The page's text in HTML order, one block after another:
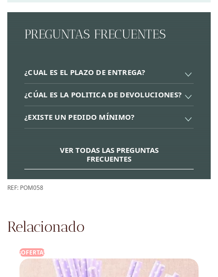
PREGUNTAS FRECUENTES
¿CUAL ES EL PLAZO DE ENTREGA?
¿CÚAL ES LA POLITICA DE DEVOLUCIONES?
¿EXISTE UN PEDIDO MÍNIMO?
VER TODAS LAS PREGUNTAS
FRECUENTES
REF: POM058
Relacionado
¡OFERTA!